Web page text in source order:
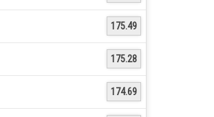
175.49
175.28
174.69